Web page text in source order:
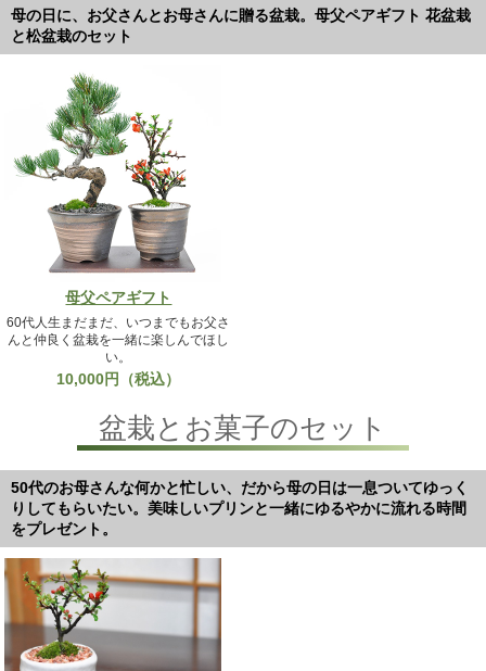
母の日に、お父さんとお母さんに贈る盆栽。母父ペアギフト 花盆栽
と松盆栽のセット
母父ペアギフト
60代人生まだまだ、いつまでもお父さ
んと仲良く盆栽を一緒に楽しんでほし
い。
10,000円（税込）
盆栽とお菓子のセット
50代のお母さんな何かと忙しい、だから母の日は一息ついてゆっく
りしてもらいたい。美味しいプリンと一緒にゆるやかに流れる時間
をプレゼント。